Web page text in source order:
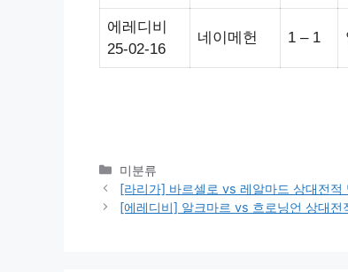
에레디비
25-02-16
네이메헌 1 – 1
Categories
미분류
[라리가] 바르셀로 vs 레알마드 상대전적
[에레디비] 알크마르 vs 흐로닝언 상대전